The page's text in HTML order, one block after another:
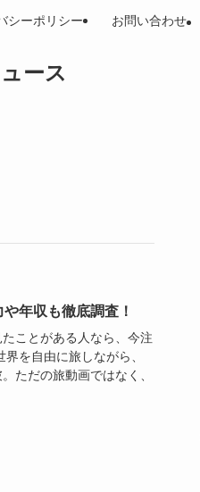
ース
シーポリシー お問い合わせ
年収も徹底調査！
ことがある人なら、今注
を自由に旅しながら、
ただの旅動画ではなく、